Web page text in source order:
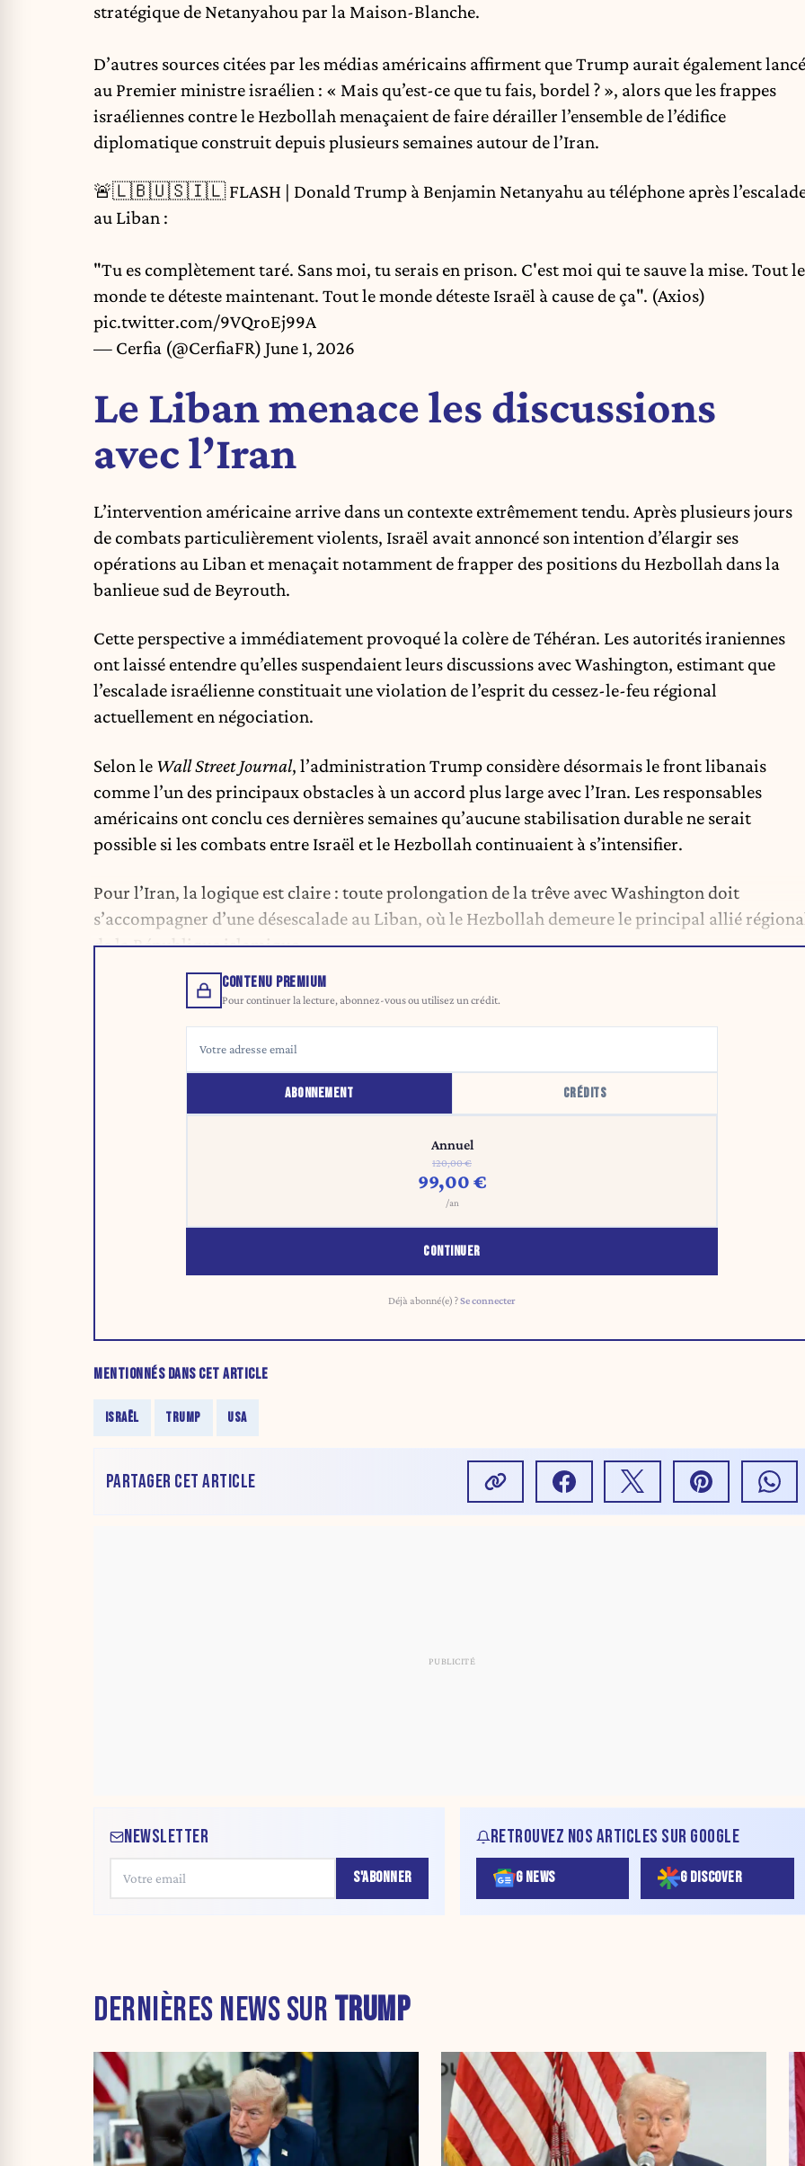
stratégique de Netanyahou par laMaison-Blanche.
D’autres sources citées par les médias américains affirment que Trump aurait également lancé
au Premier ministre israélien : « Mais qu’est-ce que tu fais, bordel ? », alors que les frappes
israéliennes contre le Hezbollah menaçaient de faire dérailler l’ensemble de l’édifice
diplomatique construit depuis plusieurs semaines autour de l’Iran.
🚨🇱🇧🇺🇸🇮🇱 FLASH | Donald Trump à Benjamin Netanyahu au téléphone après
au Liban :
"Tu es complètement taré. Sans moi, tu serais en prison. C'est moi qui te sauve la mise. Tout le
monde te déteste maintenant. Tout le monde déteste Israël à cause de ça". (Axios)
pic.twitter.com/9VQroEj99A
— Cerfia (@CerfiaFR) June 1, 2026
Le Liban menace les discussions
avec l’Iran
L’intervention américaine arrive dans un contexte extrêmement tendu. Après plusieurs jours
de combats particulièrement violents, Israël avait annoncé son intention d’élargir ses
opérations au Liban et menaçait notamment de frapper des positions du Hezbollah dans la
banlieue sud de Beyrouth.
Cette perspective a immédiatement provoqué la colère de Téhéran. Les autorités iraniennes
ont laissé entendre qu’elles suspendaient leurs discussions avec Washington, estimant que
l’escalade israélienne constituait une violation de l’esprit du cessez-le-feu régional
actuellement en négociation.
Selon le Wall Street Journal, l’administration Trump considère désormais le front libanais
comme l’un des principaux obstacles à un accord plus large avec l’Iran. Les responsables
américains ont conclu ces dernières semaines qu’aucune stabilisation durable ne serait
possible si les combats entre Israël et le Hezbollah continuaient à s’intensifier.
Pour l’Iran, la logique est claire : toute prolongation de la trêve avec Washington doit
s’accompagner d’une désescalade au Liban, où le Hezbollah demeure le principal allié
de la République islamique.
CONTENU PREMIUM
Pour continuer la lecture, abonnez-vous ou utilisez un crédit.
ABONNEMENT CRÉDITS
Annuel
120,00 €
99,00 €
/an
CONTINUER
Déjà abonné(e) ?Se connecter
MENTIONNÉS DANS CET ARTICLE
ISRAËL TRUMP USA
PARTAGER CET ARTICLE
NEWSLETTER
S'ABONNER
RETROUVEZ NOS ARTICLES SUR GOOGLE
G NEWS G DISCOVER
DERNIÈRES NEWS SUR TRUMP